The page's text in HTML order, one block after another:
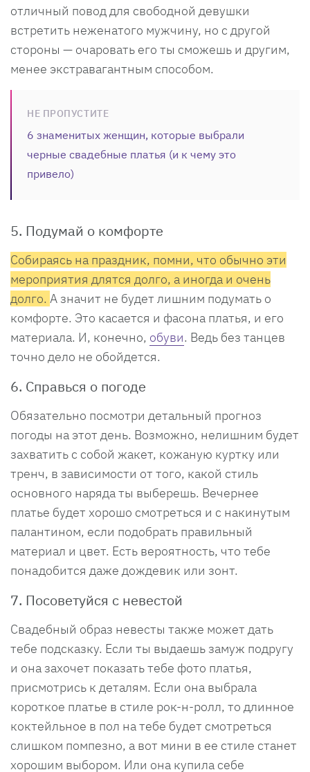
отличный повод для свободной девушки
встретить неженатого мужчину, но с другой
стороны — очаровать его ты сможешь и другим,
менее экстравагантным способом.
НЕ ПРОПУСТИТЕ
6 знаменитых женщин, которые выбрали
черные свадебные платья (и к чему это
привело)
5. Подумай о комфорте
Собираясь на праздник, помни, что обычно эти
мероприятия длятся долго, а иногда и очень
долго. А значит не будет лишним подумать о
комфорте. Это касается и фасона платья, и его
материала. И, конечно, обуви. Ведь без танцев
точно дело не обойдется.
6. Справься о погоде
Обязательно посмотри детальный прогноз
погоды на этот день. Возможно, нелишним будет
захватить с собой жакет, кожаную куртку или
тренч, в зависимости от того, какой стиль
основного наряда ты выберешь. Вечернее
платье будет хорошо смотреться и с накинутым
палантином, если подобрать правильный
материал и цвет. Есть вероятность, что тебе
понадобится даже дождевик или зонт.
7. Посоветуйся с невестой
Свадебный образ невесты также может дать
тебе подсказку. Если ты выдаешь замуж подругу
и она захочет показать тебе фото платья,
присмотрись к деталям. Если она выбрала
короткое платье в стиле рок-н-ролл, то длинное
коктейльное в пол на тебе будет смотреться
слишком помпезно, а вот мини в ее стиле станет
хорошим выбором. Или она купила себе